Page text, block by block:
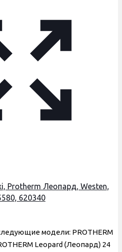
Protherm Леопард, Westen,
620340
модели: PROTHERM
Leopard (Леопард) 24